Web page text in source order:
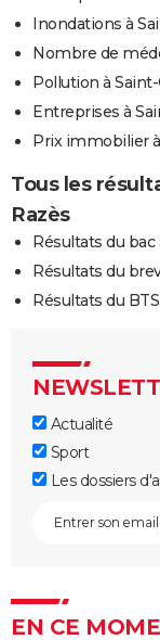
Inondations à
Nombre de
Pollution à
Entreprises à
Prix immobilier
Tous les
Razès
Résultats du bac
Résultats du
Résultats du
Actualité
Sport
Les dossiers
EN CE